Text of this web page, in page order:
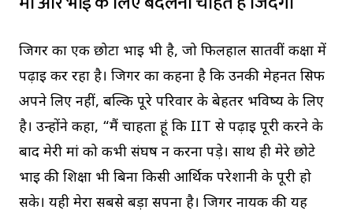
जिगर का एक छोटा भाई भी है, जो फिलहाल सातवीं कक्षा में
पढ़ाई कर रहा है। जिगर का कहना है कि उनकी मेहनत सिर्फ
अपने लिए नहीं, बल्कि पूरे परिवार के बेहतर भविष्य के लिए
है। उन्होंने कहा, “मैं चाहता हूं कि IIT से पढ़ाई पूरी करने के
बाद मेरी मां को कभी संघर्ष न करना पड़े। साथ ही मेरे छोटे
भाई की शिक्षा भी बिना किसी आर्थिक परेशानी के पूरी हो
सके। यही मेरा सबसे बड़ा सपना है। जिगर नायक की यह